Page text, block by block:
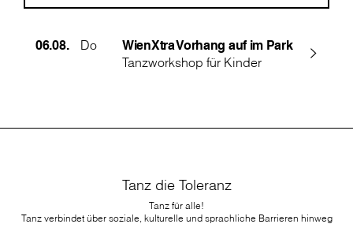
06.08. Do
WienXtra Vorhang auf im Park
Tanzworkshop für Kinder
Tanz die Toleranz
Tanz für alle!
Tanz verbindet über soziale, kulturelle und sprachliche Barrieren hinweg